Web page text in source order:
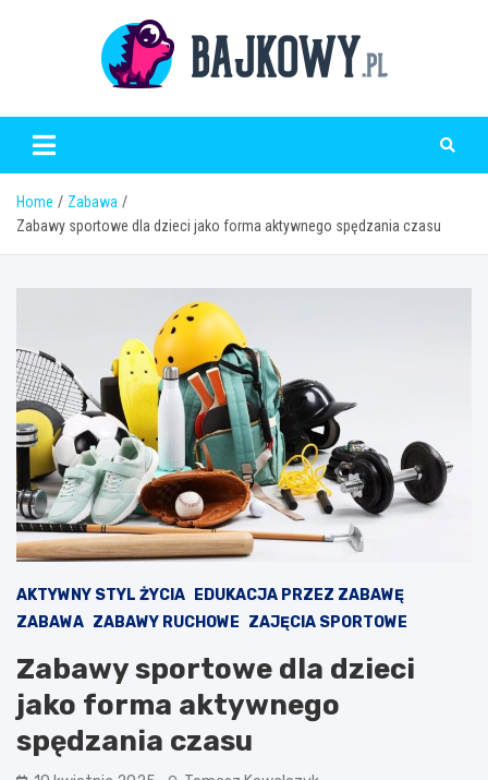
Bajkowy.pl
Home
Zabawa
Zabawy sportowe dla dzieci jako forma aktywnego spędzania czasu
AKTYWNY STYL ŻYCIA
EDUKACJA PRZEZ ZABAWĘ
ZABAWA ZABAWY RUCHOWE ZAJĘCIA SPORTOWE
Zabawy sportowe dla dzieci
jako forma aktywnego
spędzania czasu